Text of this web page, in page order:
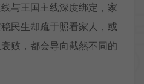
与王国主线深度绑定，家
民生却疏于照看家人，或
败，都会导向截然不同的